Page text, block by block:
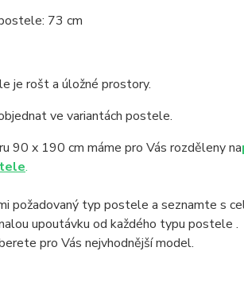
73 cm
je rošt a úložné prostory.
ve variantách postele.
90 x 190 cm máme pro Vás rozděleny na
.
požadovaný typ postele a seznamte s
upoutávku od každého typu postele .
pro Vás nejvhodnější model.